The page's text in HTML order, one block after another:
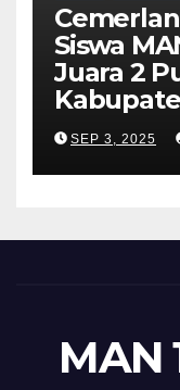
Siswa
Juara 2
SEP 3, 2025
MAN